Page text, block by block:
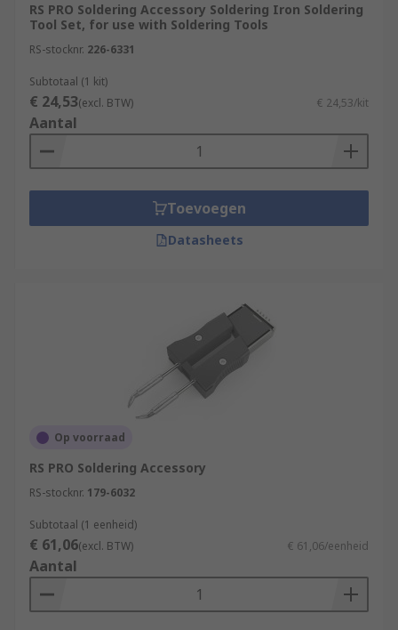
RS PRO Soldering Accessory Soldering Iron Soldering
Tool Set, for use with Soldering Tools
RS-stocknr. 226-6331
Subtotaal (1 kit)
€ 24,53(excl. BTW) € 24,53/kit
Aantal
Toevoegen
Datasheets
Op voorraad
RS PRO Soldering Accessory
RS-stocknr. 179-6032
Subtotaal (1 eenheid)
€ 61,06(excl. BTW) € 61,06/eenheid
Aantal